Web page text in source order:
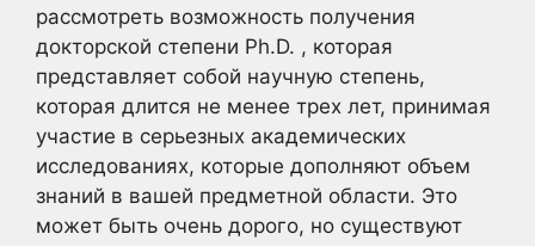
рассмотреть возможность получения
докторской степени Ph.D. , которая
представляет собой научную степень,
которая длится не менее трех лет, принимая
участие в серьезных академических
исследованиях, которые дополняют объем
знаний в вашей предметной области. Это
может быть очень дорого, но существуют